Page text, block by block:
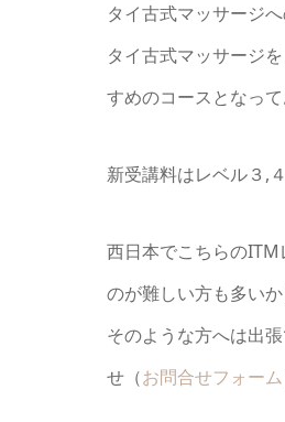
タイ古式マッサージ
タイ古式マッサージ
すめのコースとなって
新受講料はレベル３,
西日本でこちらの
のが難しい方も多いか
そのような方へは出
せ（お問合せフォーム